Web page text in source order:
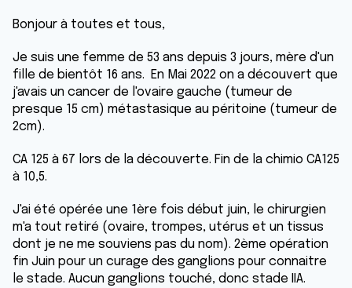
Bonjour à toutes et tous,
Je suis une femme de 53 ans depuis 3 jours, mère d'un
fille de bientôt 16 ans. En Mai 2022 on a découvert que
j'avais un cancer de l'ovaire gauche (tumeur de
presque 15 cm) métastasique au péritoine (tumeur de
2cm).
CA 125 à 67 lors de la découverte. Fin de la chimio CA125
à 10,5.
J'ai été opérée une 1ère fois début juin, le chirurgien
m'a tout retiré (ovaire, trompes, utérus et un tissus
dont je ne me souviens pas du nom). 2ème opération
fin Juin pour un curage des ganglions pour connaitre
le stade. Aucun ganglions touché, donc stade IIA.